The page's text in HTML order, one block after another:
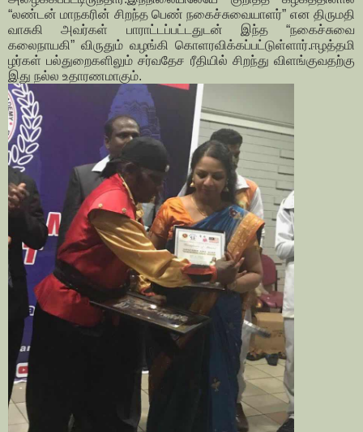
“லண்டன் மாநகரின் சிறந்த பெண் நகைச்சுவையாளர்” என திருமதி
வாசுகி அவர்கள் பாராட்டப்பட்டதுடன் இந்த “நகைச்சுவை
கலைநாயகி” விருதும் வழங்கி கொளரவிக்கப்பட்டுள்ளார்.ஈழத்தமி
ழர்கள் பல்துறைகளிலும் சர்வதேச ரீதியில் சிறந்து விளங்குவதற்கு
இது நல்ல உதாரணமாகும்.